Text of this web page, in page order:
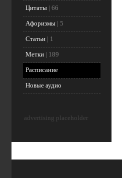
Цитаты| 66
Афоризмы| 5
Статьи| 1
Метки| 189
Расписание
Новые аудио
advertising placeholder